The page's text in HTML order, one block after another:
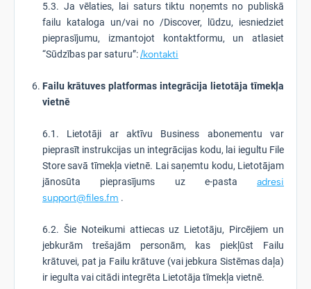
5.3. Ja vēlaties, lai saturs tiktu noņemts no publiskā
failu kataloga un/vai no /Discover, lūdzu, iesniedziet
pieprasījumu, izmantojot kontaktformu, un atlasiet
“Sūdzības par saturu”:/kontakti
Failu krātuves platformas integrācija lietotāja tīmekļa
vietnē
6.1. Lietotāji ar aktīvu Business abonementu var
pieprasīt instrukcijas un integrācijas kodu, lai iegultu File
Store savā tīmekļa vietnē. Lai saņemtu kodu, Lietotājam
jānosūta pieprasījums uz e-pasta adresi
support@files.fm .
6.2. Šie Noteikumi attiecas uz Lietotāju, Pircējiem un
jebkurām trešajām personām, kas piekļūst Failu
krātuvei, pat ja Failu krātuve (vai jebkura Sistēmas daļa)
ir iegulta vai citādi integrēta Lietotāja tīmekļa vietnē.